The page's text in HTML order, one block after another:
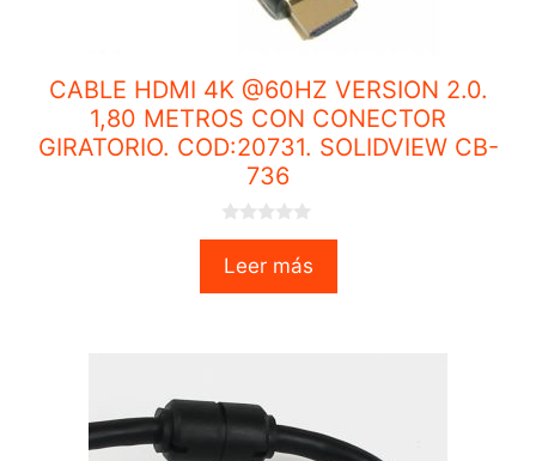
CABLE HDMI 4K @60HZ VERSION 2.0.
1,80 METROS CON CONECTOR
GIRATORIO. COD:20731. SOLIDVIEW CB-
736
0
u
Leer más